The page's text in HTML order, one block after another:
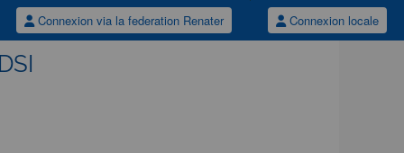
Connexion via la federation Renater Connexion locale